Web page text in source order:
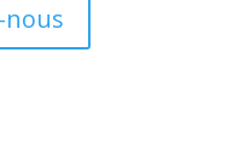
nous